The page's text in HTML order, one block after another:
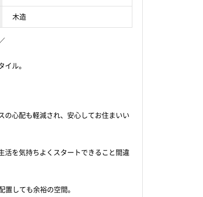
木造
イル。
の心配も軽減され、安心してお住まいい
活を気持ちよくスタートできること間違
置しても余裕の空間。